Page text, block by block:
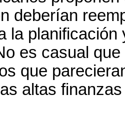
deberían
la
es casual
que
altas